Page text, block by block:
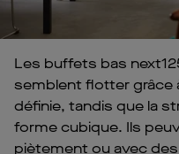
Les buffets bas
semblent flotter grâce
définie, tandis que la
forme cubique. Ils
piètement ou avec